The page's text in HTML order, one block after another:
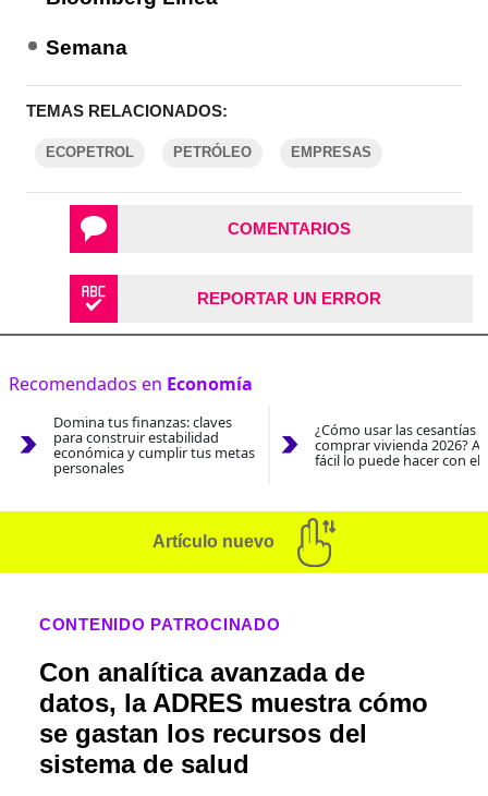
Semana
TEMAS RELACIONADOS:
ECOPETROL PETRÓLEO EMPRESAS
COMENTARIOS
REPORTAR UN ERROR
Recomendados en Economía
Domina tus finanzas: claves
para construir estabilidad
económica y cumplir tus metas
personales
¿Cómo usar las cesantías
comprar vivienda 2026?
fácil lo puede hacer con el
Artículo nuevo
CONTENIDO PATROCINADO
Con analítica avanzada de
datos, la ADRES muestra cómo
se gastan los recursos del
sistema de salud